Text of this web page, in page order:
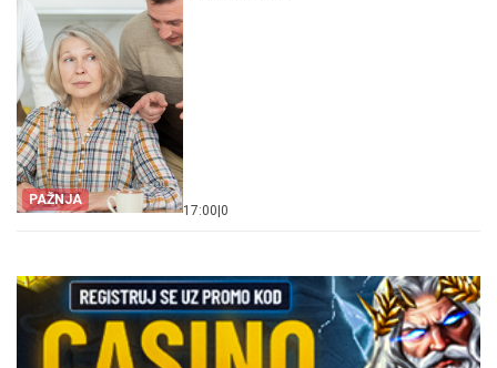
PAŽNJA
17:00 0